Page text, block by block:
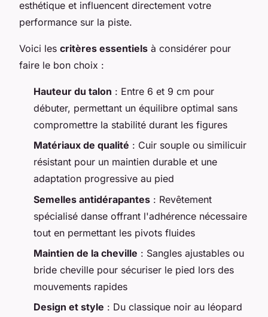
esthétique et influencent directement votre
performance sur la piste.
Voici les critères essentiels à considérer pour
faire le bon choix :
Hauteur du talon : Entre 6 et 9 cm pour
débuter, permettant un équilibre optimal sans
compromettre la stabilité durant les figures
Matériaux de qualité : Cuir souple ou similicuir
résistant pour un maintien durable et une
adaptation progressive au pied
Semelles antidérapantes : Revêtement
spécialisé danse offrant l'adhérence nécessaire
tout en permettant les pivots fluides
Maintien de la cheville : Sangles ajustables ou
bride cheville pour sécuriser le pied lors des
mouvements rapides
Design et style : Du classique noir au léopard